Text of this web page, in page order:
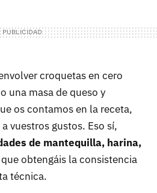
croquetas en cero
una masa de queso y
os contamos en la receta,
vuestros gustos. Eso sí,
de mantequilla, harina,
obtengáis la consistencia
técnica.